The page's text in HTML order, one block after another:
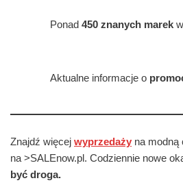
Ponad 450 znanych marek
Aktualne informacje o
Znajdź więcej wyprzedaży na modną
na >SALEnow.pl. Codziennie nowe
być droga.